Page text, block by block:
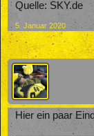
Quelle: SKY.de
5. Januar 2020
Hier ein paar